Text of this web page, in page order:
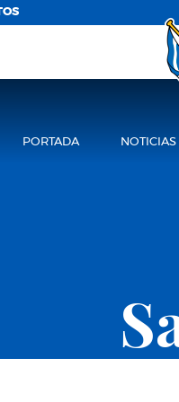
PORTADA NOTICIAS